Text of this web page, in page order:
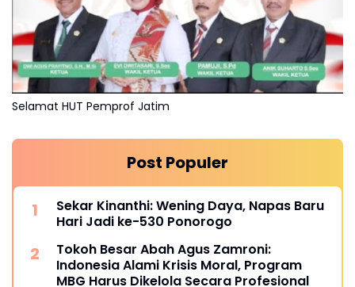
Selamat HUT Pemprof Jatim
Post Populer
Sekar Kinanthi: Wening Daya, Napas Baru
Hari Jadi ke-530 Ponorogo
Tokoh Besar Abah Agus Zamroni:
Indonesia Alami Krisis Moral, Program
MBG Harus Dikelola Secara Profesional